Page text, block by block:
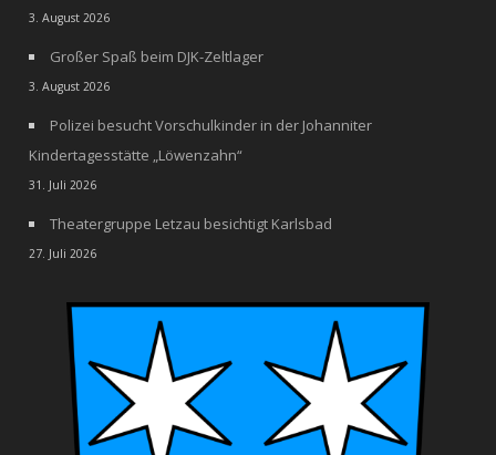
3. August 2026
Großer Spaß beim DJK-Zeltlager
3. August 2026
Polizei besucht Vorschulkinder in der Johanniter
Kindertagesstätte „Löwenzahn“
31. Juli 2026
Theatergruppe Letzau besichtigt Karlsbad
27. Juli 2026